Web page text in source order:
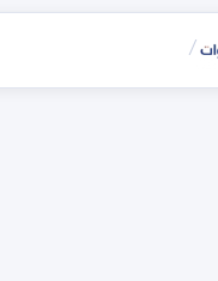
/